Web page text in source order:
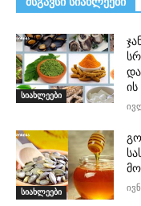
სიახლეები
სიახლეები